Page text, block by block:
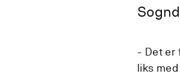
- Det er
liks